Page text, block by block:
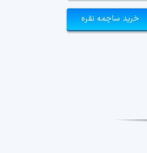
خرید ساچمه نقره